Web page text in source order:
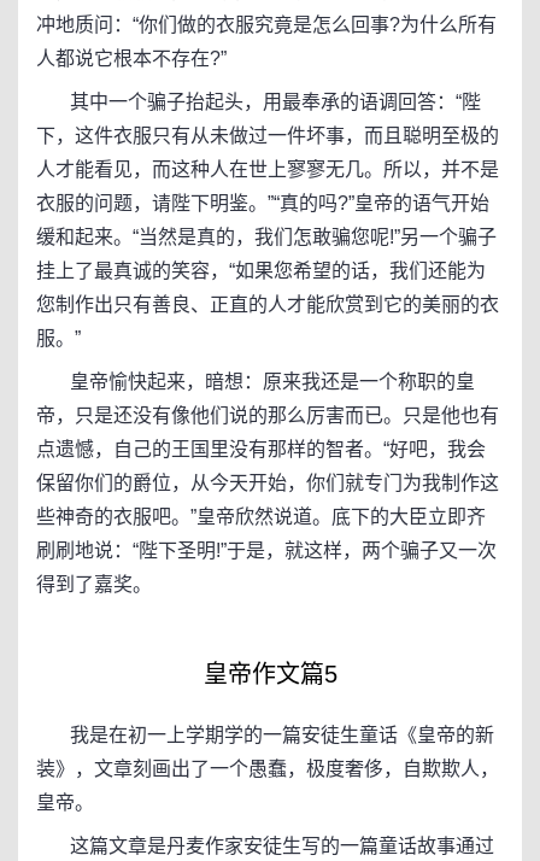
冲地质问：“你们做的衣服究竟是怎么回事?为什么所有
人都说它根本不存在?”
其中一个骗子抬起头，用最奉承的语调回答：“陛
下，这件衣服只有从未做过一件坏事，而且聪明至极的
人才能看见，而这种人在世上寥寥无几。所以，并不是
衣服的问题，请陛下明鉴。”“真的吗?”皇帝的语气开始
缓和起来。“当然是真的，我们怎敢骗您呢!”另一个骗子
挂上了最真诚的笑容，“如果您希望的话，我们还能为
您制作出只有善良、正直的人才能欣赏到它的美丽的衣
服。”
皇帝愉快起来，暗想：原来我还是一个称职的皇
帝，只是还没有像他们说的那么厉害而已。只是他也有
点遗憾，自己的王国里没有那样的智者。“好吧，我会
保留你们的爵位，从今天开始，你们就专门为我制作这
些神奇的衣服吧。”皇帝欣然说道。底下的大臣立即齐
刷刷地说：“陛下圣明!”于是，就这样，两个骗子又一次
得到了嘉奖。
皇帝作文篇5
我是在初一上学期学的一篇安徒生童话《皇帝的新
装》，文章刻画出了一个愚蠢，极度奢侈，自欺欺人，
皇帝。
这篇文章是丹麦作家安徒生写的一篇童话故事通过